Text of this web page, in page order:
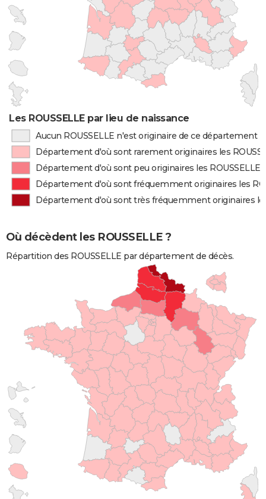
Les ROUSSELLE par lieu de naissance
Aucun ROUSSELLE n'est originaire de ce département
Département d'où sont rarement originaires les
Département d'où sont peu originaires les ROUSSELLE
Département d'où sont fréquemment originaires les
Département d'où sont très fréquemment originaires
Où décèdent les ROUSSELLE ?
Répartition des ROUSSELLE par département de décès.